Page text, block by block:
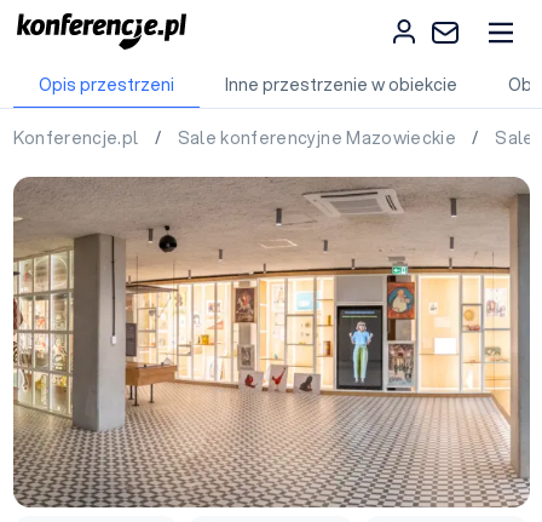
Opis przestrzeni Inne przestrzenie w obiekcie
Konferencje.pl / Sale konferencyjne Mazowieckie / Sale